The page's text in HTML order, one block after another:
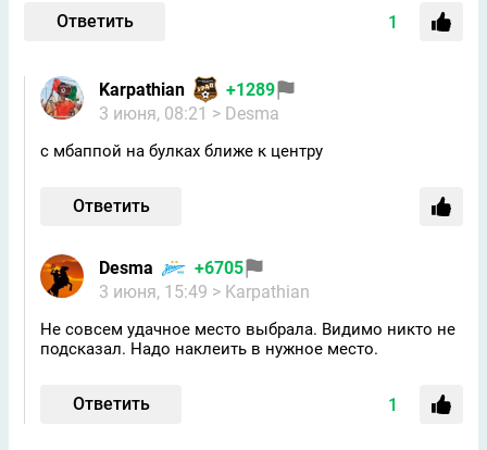
Ответить 1
Karpathian
+1289
3 июня, 08:21 > Desma
с мбаппой на булках ближе к центру
Ответить
Desma
+6705
3 июня, 15:49 > Karpathian
Не совсем удачное место выбрала. Видимо никто не
подсказал. Надо наклеить в нужное место.
Ответить 1